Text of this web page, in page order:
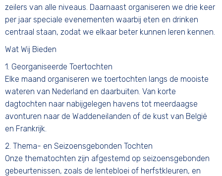
zeilers van alle niveaus. Daarnaast organiseren we drie keer
per jaar speciale evenementen waarbij eten en drinken
centraal staan, zodat we elkaar beter kunnen leren kennen.
Wat Wij Bieden
1. Georganiseerde Toertochten
Elke maand organiseren we toertochten langs de mooiste
wateren van Nederland en daarbuiten. Van korte
dagtochten naar nabijgelegen havens tot meerdaagse
avonturen naar de Waddeneilanden of de kust van België
en Frankrijk.
2. Thema- en Seizoensgebonden Tochten
Onze thematochten zijn afgestemd op seizoensgebonden
gebeurtenissen, zoals de lentebloei of herfstkleuren, en